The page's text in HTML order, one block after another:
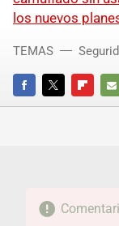
los nuevos
FACEBOOKTWITTER
E-
TEMAS